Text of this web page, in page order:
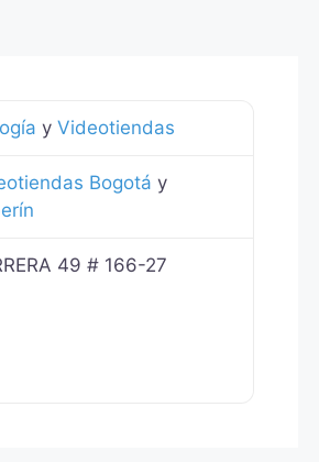
y Videotiendas
Bogotá y
49 # 166-27